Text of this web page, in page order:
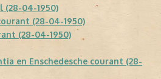
(28-04-1950)
(28-04-1950)
(28-04-1950)
en Enschedesche courant (28-